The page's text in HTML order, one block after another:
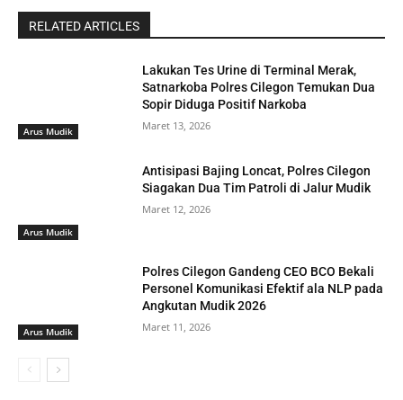
RELATED ARTICLES
Arus Mudik
Lakukan Tes Urine di Terminal Merak,
Satnarkoba Polres Cilegon Temukan Dua
Sopir Diduga Positif Narkoba
Maret 13, 2026
Arus Mudik
Antisipasi Bajing Loncat, Polres Cilegon
Siagakan Dua Tim Patroli di Jalur Mudik
Maret 12, 2026
Arus Mudik
Polres Cilegon Gandeng CEO BCO Bekali
Personel Komunikasi Efektif ala NLP pada
Angkutan Mudik 2026
Maret 11, 2026